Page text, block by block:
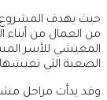
حيث يهدف المشروع
من العمال من
المعيشي للأسر
الصعبة التي تعيشها
وقد بدأت مراحل